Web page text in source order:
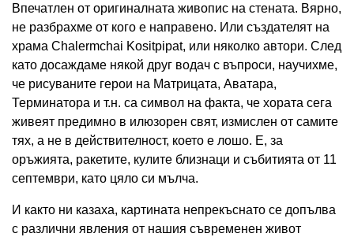
Впечатлен от оригиналната живопис на стената. Вярно,
не разбрахме от кого е направено. Или създателят на
храма Chalermchai Kositpipat, или няколко автори. След
като досаждаме някой друг водач с въпроси, научихме,
че рисуваните герои на Матрицата, Аватара,
Терминатора и т.н. са символ на факта, че хората сега
живеят предимно в илюзорен свят, измислен от самите
тях, а не в действителност, което е лошо. Е, за
оръжията, ракетите, кулите близнаци и събитията от 11
септември, като цяло си мълча.
И както ни казаха, картината непрекъснато се допълва
с различни явления от нашия съвременен живот